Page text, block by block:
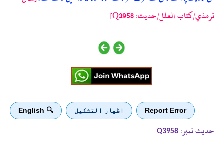
ترمذي/کتاب العلل/حدیث: Q3958]
Report Error اظهار التشكيل 🔍 English
حدیث نمبر: Q3958